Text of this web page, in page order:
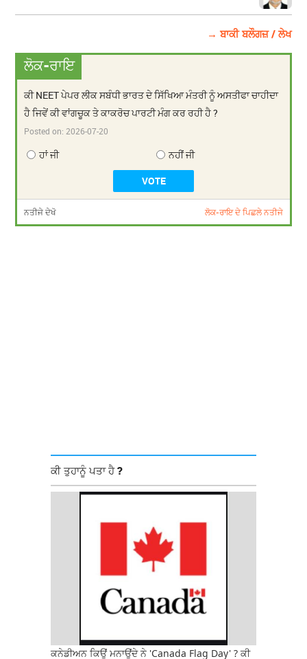
→ ਬਾਕੀ ਬਲੌਗਜ਼ / ਲੇਖ
ਲੋਕ-ਰਾਇ
ਕੀ NEET ਪੇਪਰ ਲੀਕ ਸਬੰਧੀ ਭਾਰਤ ਦੇ ਸਿੱਖਿਆ ਮੰਤਰੀ ਨੂੰ ਅਸਤੀਫਾ ਚਾਹੀਦਾ
ਹੈ ਜਿਵੇਂ ਕੀ ਵਾਂਗਚੂਕ ਤੇ ਕਾਕਰੋਚ ਪਾਰਟੀ ਮੰਗ ਕਰ ਰਹੀ ਹੈ ?
Posted on:2026-07-20
ਹਾਂ ਜੀ ਨਹੀਂ ਜੀ
ਨਤੀਜੇ ਦੇਖੋ ਲੋਕ-ਰਾਇ ਦੇ ਪਿਛਲੇ ਨਤੀਜੇ
ਕੀ ਤੁਹਾਨੂੰ ਪਤਾ ਹੈ ?
ਕਨੇਡੀਅਨ ਕਿਉਂ ਮਨਾਉਂਦੇ ਨੇ 'Canada Flag Day' ? ਕੀ